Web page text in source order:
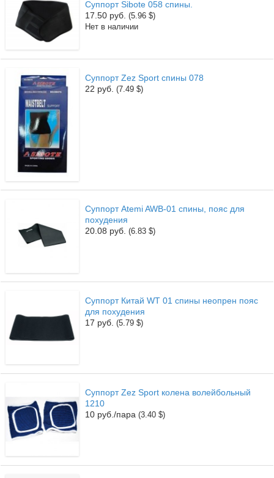
Суппорт Sibote 058 спины.
17.50 руб. (5.96 $)
Нет в наличии
Суппорт Zez Sport спины 078
22 руб. (7.49 $)
Суппорт Atemi AWB-01 спины, пояс для
похудения
20.08 руб. (6.83 $)
Суппорт Китай WT 01 спины неопрен пояс
для похудения
17 руб. (5.79 $)
Суппорт Zez Sport колена волейбольный
1210
10 руб./пара (3.40 $)